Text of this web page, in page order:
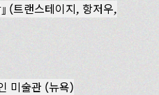
(트랜스테이지, 항저우,
미술관 (뉴욕)